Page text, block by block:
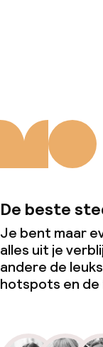
De beste
Je bent maar
alles uit je
andere de
hotspots en